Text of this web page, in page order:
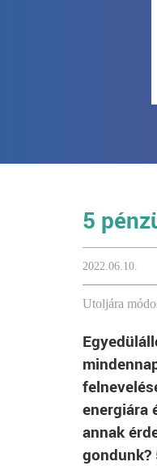
5
2022.06.10.
Utoljára
energiára
annak